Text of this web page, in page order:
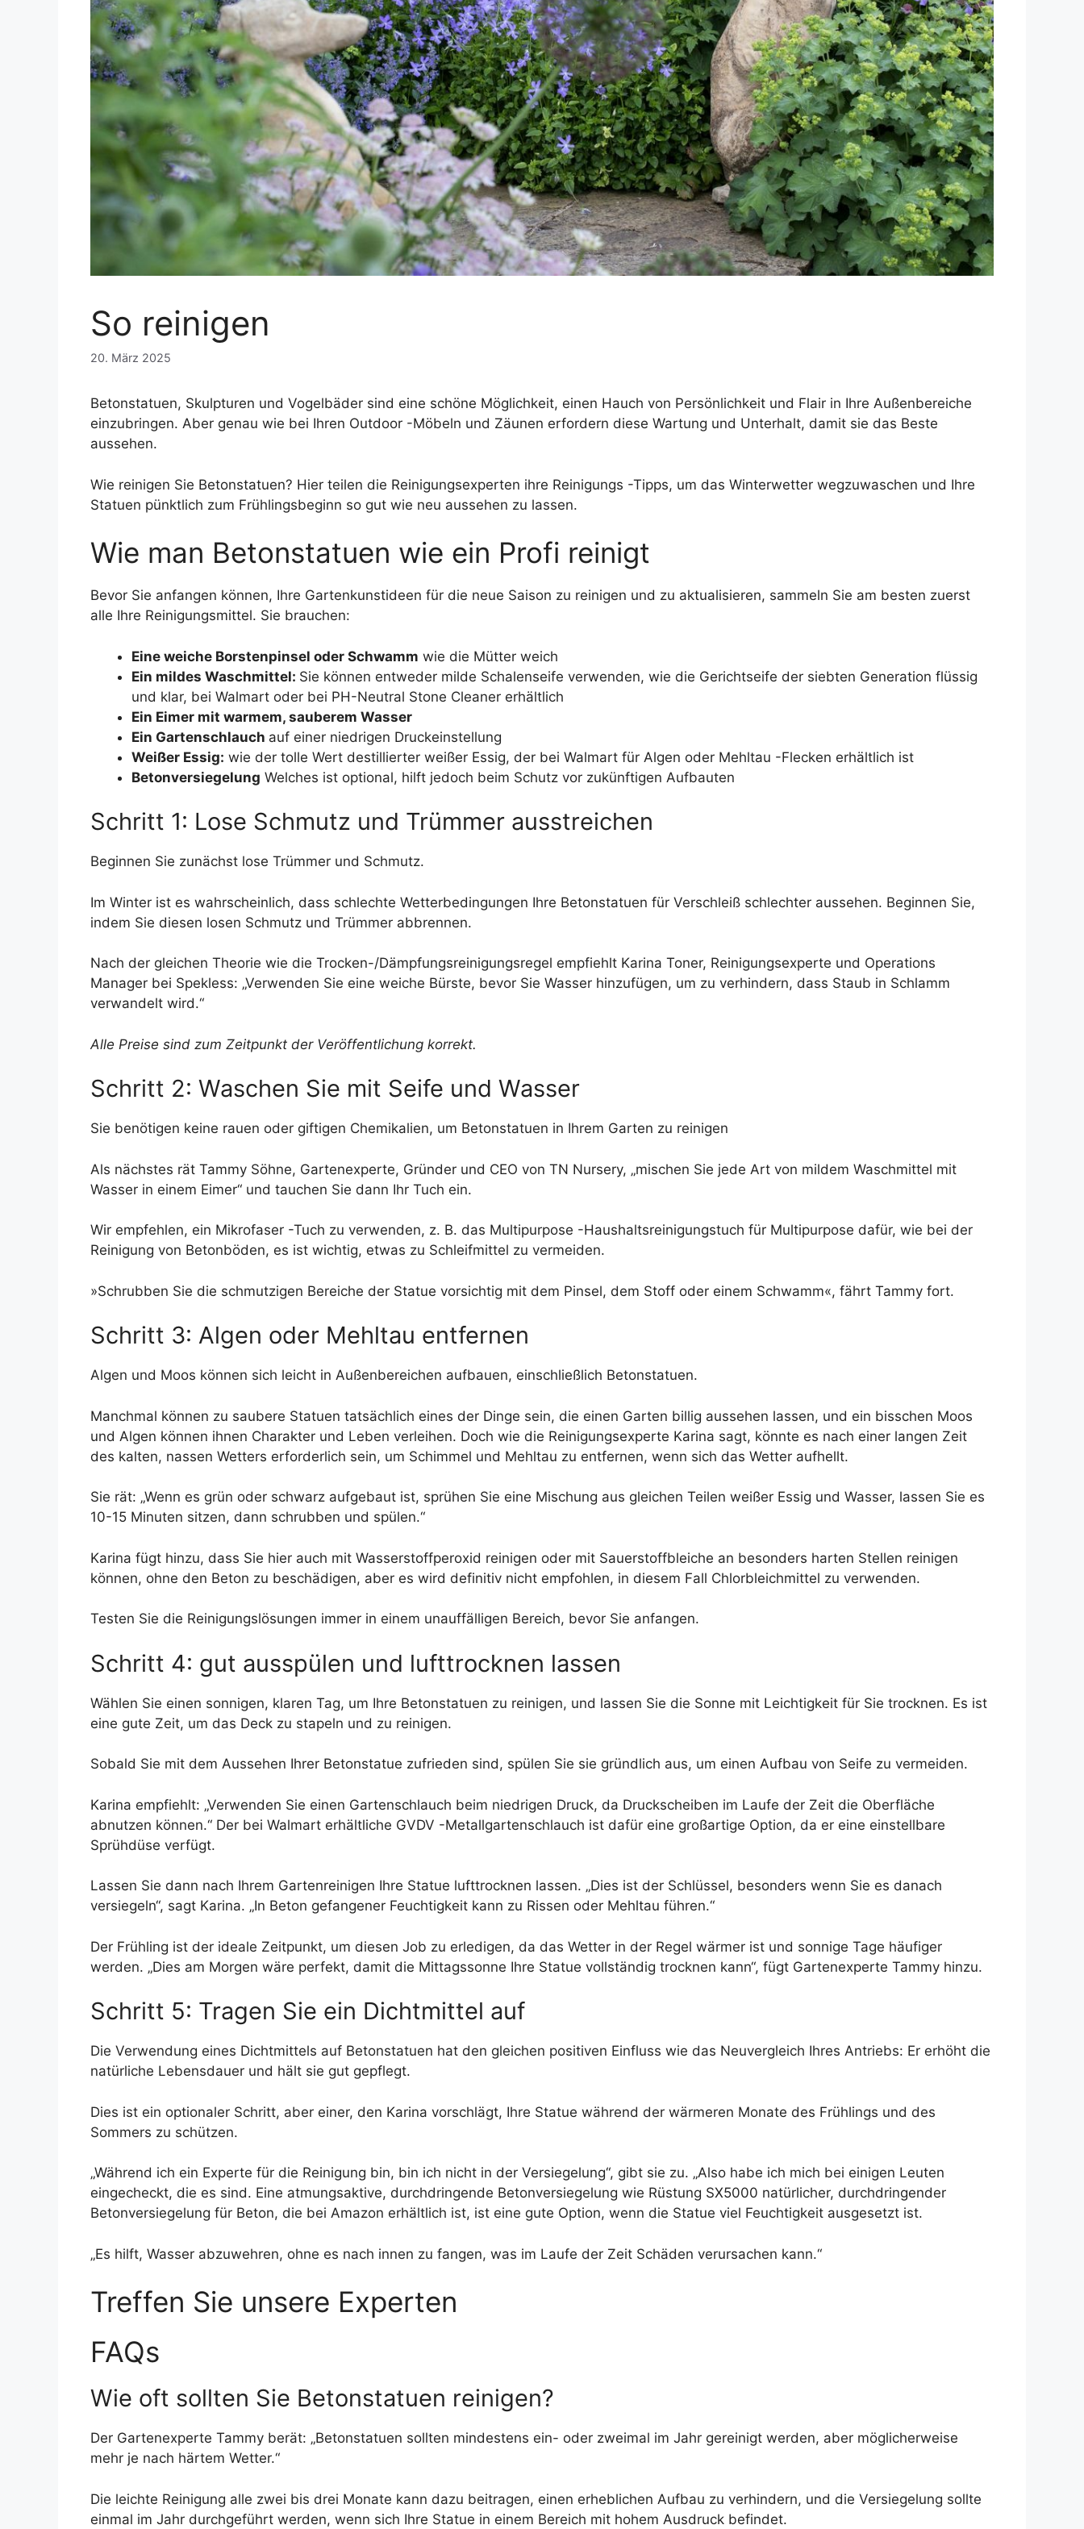
So reinigen
20. März 2025
Betonstatuen, Skulpturen und Vogelbäder sind eine schöne Möglichkeit, einen Hauch von Persönlichkeit und Flair in Ihre Außenbereiche
einzubringen. Aber genau wie bei Ihren Outdoor -Möbeln und Zäunen erfordern diese Wartung und Unterhalt, damit sie das Beste
aussehen.
Wie reinigen Sie Betonstatuen? Hier teilen die Reinigungsexperten ihre Reinigungs -Tipps, um das Winterwetter wegzuwaschen und Ihre
Statuen pünktlich zum Frühlingsbeginn so gut wie neu aussehen zu lassen.
Wie man Betonstatuen wie ein Profi reinigt
Bevor Sie anfangen können, Ihre Gartenkunstideen für die neue Saison zu reinigen und zu aktualisieren, sammeln Sie am besten zuerst
alle Ihre Reinigungsmittel. Sie brauchen:
Eine weiche Borstenpinsel oder Schwamm wie die Mütter weich
Ein mildes Waschmittel: Sie können entweder milde Schalenseife verwenden, wie die Gerichtseife der siebten Generation flüssig
und klar, bei Walmart oder bei PH-Neutral Stone Cleaner erhältlich
Ein Eimer mit warmem, sauberem Wasser
Ein Gartenschlauch auf einer niedrigen Druckeinstellung
Weißer Essig: wie der tolle Wert destillierter weißer Essig, der bei Walmart für Algen oder Mehltau -Flecken erhältlich ist
Betonversiegelung Welches ist optional, hilft jedoch beim Schutz vor zukünftigen Aufbauten
Schritt 1: Lose Schmutz und Trümmer ausstreichen
Beginnen Sie zunächst lose Trümmer und Schmutz.
Im Winter ist es wahrscheinlich, dass schlechte Wetterbedingungen Ihre Betonstatuen für Verschleiß schlechter aussehen. Beginnen Sie,
indem Sie diesen losen Schmutz und Trümmer abbrennen.
Nach der gleichen Theorie wie die Trocken-/Dämpfungsreinigungsregel empfiehlt Karina Toner, Reinigungsexperte und Operations
Manager bei Spekless: „Verwenden Sie eine weiche Bürste, bevor Sie Wasser hinzufügen, um zu verhindern, dass Staub in Schlamm
verwandelt wird.“
Alle Preise sind zum Zeitpunkt der Veröffentlichung korrekt.
Schritt 2: Waschen Sie mit Seife und Wasser
Sie benötigen keine rauen oder giftigen Chemikalien, um Betonstatuen in Ihrem Garten zu reinigen
Als nächstes rät Tammy Söhne, Gartenexperte, Gründer und CEO von TN Nursery, „mischen Sie jede Art von mildem Waschmittel mit
Wasser in einem Eimer“ und tauchen Sie dann Ihr Tuch ein.
Wir empfehlen, ein Mikrofaser -Tuch zu verwenden, z. B. das Multipurpose -Haushaltsreinigungstuch für Multipurpose dafür, wie bei der
Reinigung von Betonböden, es ist wichtig, etwas zu Schleifmittel zu vermeiden.
»Schrubben Sie die schmutzigen Bereiche der Statue vorsichtig mit dem Pinsel, dem Stoff oder einem Schwamm«, fährt Tammy fort.
Schritt 3: Algen oder Mehltau entfernen
Algen und Moos können sich leicht in Außenbereichen aufbauen, einschließlich Betonstatuen.
Manchmal können zu saubere Statuen tatsächlich eines der Dinge sein, die einen Garten billig aussehen lassen, und ein bisschen Moos
und Algen können ihnen Charakter und Leben verleihen. Doch wie die Reinigungsexperte Karina sagt, könnte es nach einer langen Zeit
des kalten, nassen Wetters erforderlich sein, um Schimmel und Mehltau zu entfernen, wenn sich das Wetter aufhellt.
Sie rät: „Wenn es grün oder schwarz aufgebaut ist, sprühen Sie eine Mischung aus gleichen Teilen weißer Essig und Wasser, lassen Sie es
10-15 Minuten sitzen, dann schrubben und spülen.“
Karina fügt hinzu, dass Sie hier auch mit Wasserstoffperoxid reinigen oder mit Sauerstoffbleiche an besonders harten Stellen reinigen
können, ohne den Beton zu beschädigen, aber es wird definitiv nicht empfohlen, in diesem Fall Chlorbleichmittel zu verwenden.
Testen Sie die Reinigungslösungen immer in einem unauffälligen Bereich, bevor Sie anfangen.
Schritt 4: gut ausspülen und lufttrocknen lassen
Wählen Sie einen sonnigen, klaren Tag, um Ihre Betonstatuen zu reinigen, und lassen Sie die Sonne mit Leichtigkeit für Sie trocknen. Es ist
eine gute Zeit, um das Deck zu stapeln und zu reinigen.
Sobald Sie mit dem Aussehen Ihrer Betonstatue zufrieden sind, spülen Sie sie gründlich aus, um einen Aufbau von Seife zu vermeiden.
Karina empfiehlt: „Verwenden Sie einen Gartenschlauch beim niedrigen Druck, da Druckscheiben im Laufe der Zeit die Oberfläche
abnutzen können.“ Der bei Walmart erhältliche GVDV -Metallgartenschlauch ist dafür eine großartige Option, da er eine einstellbare
Sprühdüse verfügt.
Lassen Sie dann nach Ihrem Gartenreinigen Ihre Statue lufttrocknen lassen. „Dies ist der Schlüssel, besonders wenn Sie es danach
versiegeln“, sagt Karina. „In Beton gefangener Feuchtigkeit kann zu Rissen oder Mehltau führen.“
Der Frühling ist der ideale Zeitpunkt, um diesen Job zu erledigen, da das Wetter in der Regel wärmer ist und sonnige Tage häufiger
werden. „Dies am Morgen wäre perfekt, damit die Mittagssonne Ihre Statue vollständig trocknen kann“, fügt Gartenexperte Tammy hinzu.
Schritt 5: Tragen Sie ein Dichtmittel auf
Die Verwendung eines Dichtmittels auf Betonstatuen hat den gleichen positiven Einfluss wie das Neuvergleich Ihres Antriebs: Er erhöht die
natürliche Lebensdauer und hält sie gut gepflegt.
Dies ist ein optionaler Schritt, aber einer, den Karina vorschlägt, Ihre Statue während der wärmeren Monate des Frühlings und des
Sommers zu schützen.
„Während ich ein Experte für die Reinigung bin, bin ich nicht in der Versiegelung“, gibt sie zu. „Also habe ich mich bei einigen Leuten
eingecheckt, die es sind. Eine atmungsaktive, durchdringende Betonversiegelung wie Rüstung SX5000 natürlicher, durchdringender
Betonversiegelung für Beton, die bei Amazon erhältlich ist, ist eine gute Option, wenn die Statue viel Feuchtigkeit ausgesetzt ist.
„Es hilft, Wasser abzuwehren, ohne es nach innen zu fangen, was im Laufe der Zeit Schäden verursachen kann.“
Treffen Sie unsere Experten
FAQs
Wie oft sollten Sie Betonstatuen reinigen?
Der Gartenexperte Tammy berät: „Betonstatuen sollten mindestens ein- oder zweimal im Jahr gereinigt werden, aber möglicherweise
mehr je nach härtem Wetter.“
Die leichte Reinigung alle zwei bis drei Monate kann dazu beitragen, einen erheblichen Aufbau zu verhindern, und die Versiegelung sollte
einmal im Jahr durchgeführt werden, wenn sich Ihre Statue in einem Bereich mit hohem Ausdruck befindet.